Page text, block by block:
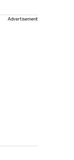
Advertisement